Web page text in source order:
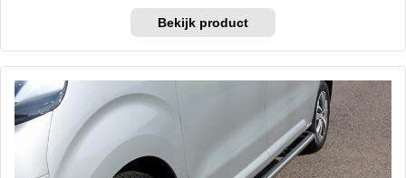
tot
€414,00
product
heeft
meerdere
gekozen